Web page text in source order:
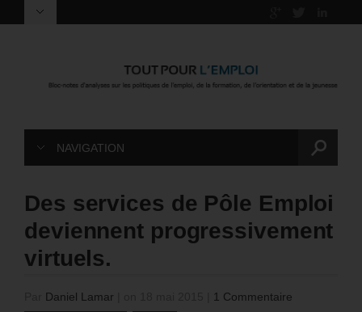
NAVIGATION
Des services de Pôle Emploi
deviennent progressivement
virtuels.
Daniel Lamar
1 Commentaire